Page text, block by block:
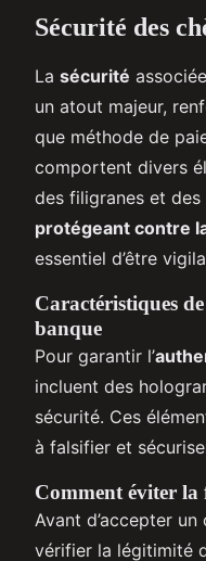
Sécurité des
La sécurité
un atout majeur,
que méthode de
comportent divers
des filigranes et
protégeant contre
essentiel d’être
Caractéristiques
banque
Pour garantir l’
incluent des
sécurité. Ces
à falsifier et
Comment éviter la
Avant d’accepter
vérifier la légitimité